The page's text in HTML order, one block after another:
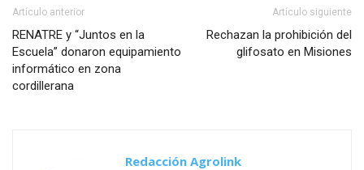
Artículo anterior
RENATRE y “Juntos en la
Escuela” donaron equipamiento
informático en zona
cordillerana
Artículo siguiente
Rechazan la prohibición del
glifosato en Misiones
Redacción Agrolink